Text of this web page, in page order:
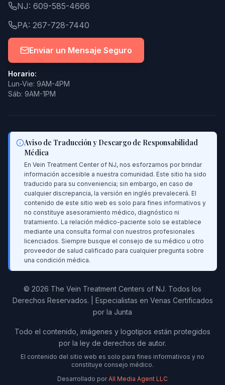
NJ: 609-585-4666
PA: 267-728-7440
Enviar un Mensaje Seguro
Horario:
Lun-Vie: 9AM-4PM
Sáb: 9AM-1PM
Aviso de Traducción y Descargo de Responsabilidad
Médica
En Vein Treatment Center of NJ, nos esforzamos por brindar
información accesible a nuestra comunidad. Este sitio ha sido
traducido para su conveniencia; sin embargo, en caso de
cualquier discrepancia, la versión en inglés prevalecerá. El
contenido de este sitio web es solo para fines informativos y
no constituye asesoramiento médico, diagnóstico ni
tratamiento. La relación médico-paciente solo se establece
mediante una consulta formal con nuestros profesionales
licenciados. Siempre busque el consejo de su médico u otro
proveedor de salud calificado para cualquier pregunta sobre
una condición médica.
© 2026 The Vein Treatment Centers of NJ. Todos los
Derechos Reservados.
Especialistas en Venas Certificados
por la Junta
Todo el contenido, imágenes y logotipos están protegidos
por la ley de derechos de autor.
El contenido del sitio web es solo para fines informativos y no
constituye consejo médico.
Desarrollado por All Media Agent LLC